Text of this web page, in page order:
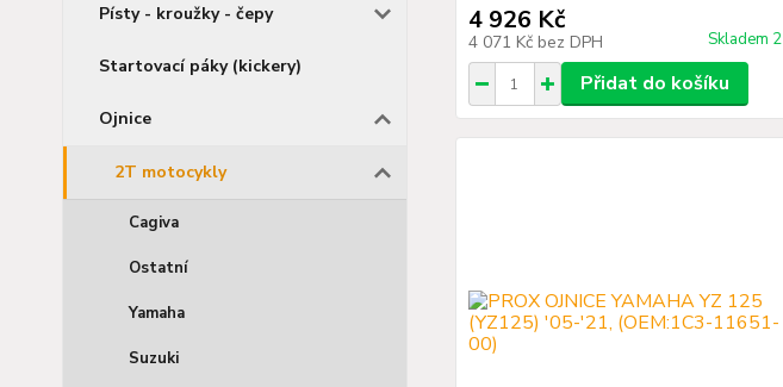
Písty - kroužky - čepy
Startovací páky (kickery)
Ojnice
2T motocykly
Cagiva
Ostatní
Yamaha
Suzuki
4 926 Kč
4 071 Kč bez DPH Skladem 2
Přidat do košíku